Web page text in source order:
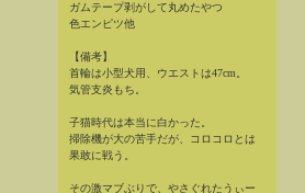
ガムテープ剥がして丸めたやつ
色エンピツ他
【備考】
首輪は小型犬用、ウエストは47cm。
気管支炎もち。
子猫時代は本当に白かった。
掃除機が大の苦手だが、コロコロとは
果敢に戦う。
その激マブぶりで、やさぐれたうぃー